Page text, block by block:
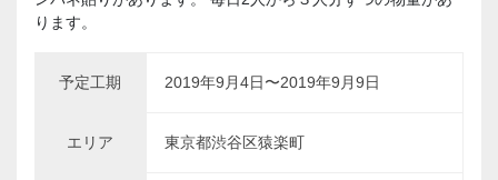
ります。
予定工期 2019年9月4日〜2019年9月9日
エリア 東京都渋谷区猿楽町